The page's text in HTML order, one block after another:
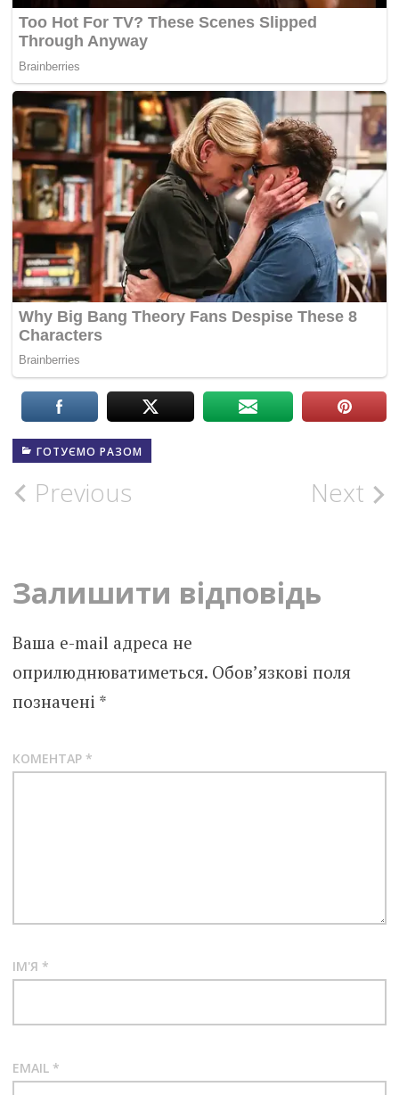
ГОТУЄМО РАЗОМ
Post
Previous Next
Залишити відповідь
Ваша e-mail адреса не
оприлюднюватиметься. Обов’язкові поля
позначені *
КОМЕНТАР *
ІМ'Я *
EMAIL *